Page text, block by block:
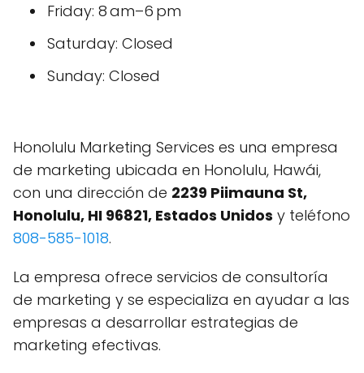
Friday: 8 am–6 pm
Saturday: Closed
Sunday: Closed
Honolulu Marketing Services es una empresa
de marketing ubicada en Honolulu, Hawái,
con una dirección de 2239 Piimauna St,
Honolulu, HI 96821, Estados Unidos y teléfono
808-585-1018.
La empresa ofrece servicios de consultoría
de marketing y se especializa en ayudar a las
empresas a desarrollar estrategias de
marketing efectivas.